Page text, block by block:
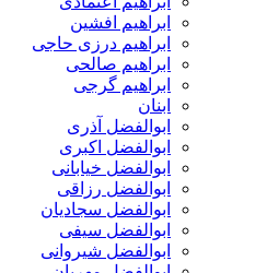
ابراهیم افشین
ابراهیم درزی حاجی
ابراهیم صالحی
ابراهیم گرجی
ابنان
ابوالفضل آذری
ابوالفضل اکبری
ابوالفضل خیابانی
ابوالفضل رزاقی
ابوالفضل سجادیان
ابوالفضل سیفی
ابوالفضل شیروانی